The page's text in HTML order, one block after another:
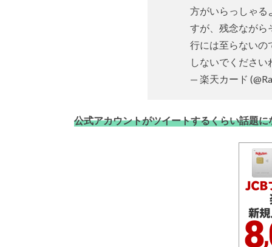
方がいらっしゃる
すが、残念ながら
行には至らないの
しないでください
— 楽天カード
公式アカウントがツイートするくらい話題に